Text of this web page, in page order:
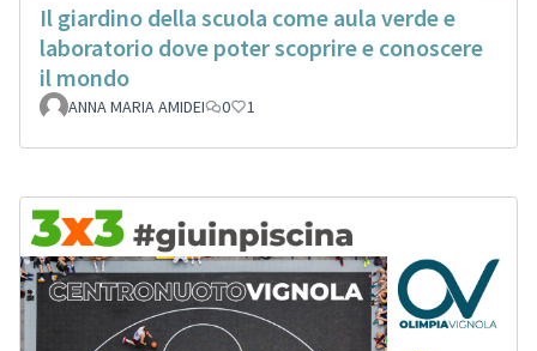
Il giardino della scuola come aula verde e
laboratorio dove poter scoprire e conoscere
il mondo
ANNA MARIA AMIDEI 0 1